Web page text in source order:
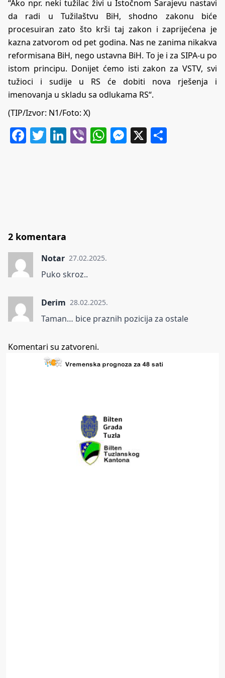
“Ako npr. neki tužilac živi u Istočnom Sarajevu nastavi
da radi u Tužilaštvu BiH, shodno zakonu biće
procesuiran zato što krši taj zakon i zaprijećena je
kazna zatvorom od pet godina. Nas ne zanima nikakva
reformisana BiH, nego ustavna BiH. To je i za SIPA-u po
istom principu. Donijet ćemo isti zakon za VSTV, svi
tužioci i sudije u RS će dobiti nova rješenja i
imenovanja u skladu sa odlukama RS“.
(TIP/Izvor: N1/Foto: X)
Facebook
Twitter
LinkedIn
ViberWhatsApp
Messenger
X
2 komentara
Notar 27.02.2025.
Puko skroz..
Derim 28.02.2025.
Taman… bice praznih pozicija za ostale
Komentari su zatvoreni.